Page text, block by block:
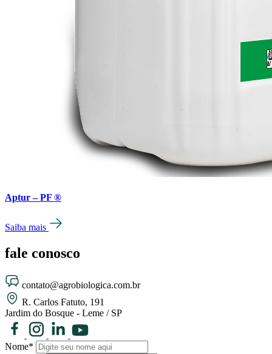
Aptur – PF ®
Saiba mais
fale conosco
contato@agrobiologica.com.br
R. Carlos Fatuto, 191
Jardim do Bosque - Leme / SP
Nome*